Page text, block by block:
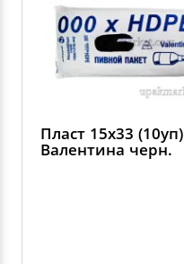
Пласт 15х33 (10уп)
Валентина черн.